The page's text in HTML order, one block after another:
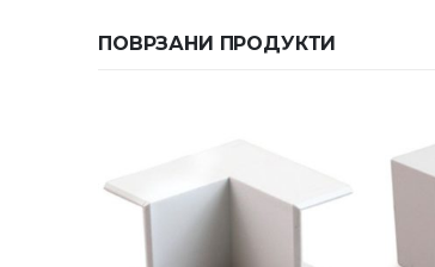
ПОВРЗАНИ ПРОДУКТИ